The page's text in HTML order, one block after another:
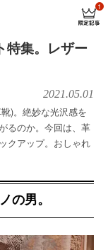
特集。レザー
2021.05.01
)。絶妙な光沢感を
るのか。今回は、革
クアップ。おしゃれ
の男。